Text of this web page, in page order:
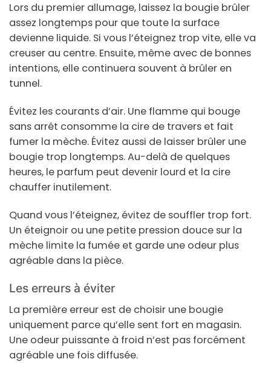
Lors du premier allumage, laissez la bougie brûler
assez longtemps pour que toute la surface
devienne liquide. Si vous l’éteignez trop vite, elle va
creuser au centre. Ensuite, même avec de bonnes
intentions, elle continuera souvent à brûler en
tunnel.
Évitez les courants d’air. Une flamme qui bouge
sans arrêt consomme la cire de travers et fait
fumer la mèche. Évitez aussi de laisser brûler une
bougie trop longtemps. Au-delà de quelques
heures, le parfum peut devenir lourd et la cire
chauffer inutilement.
Quand vous l’éteignez, évitez de souffler trop fort.
Un éteignoir ou une petite pression douce sur la
mèche limite la fumée et garde une odeur plus
agréable dans la pièce.
Les erreurs à éviter
La première erreur est de choisir une bougie
uniquement parce qu’elle sent fort en magasin.
Une odeur puissante à froid n’est pas forcément
agréable une fois diffusée.